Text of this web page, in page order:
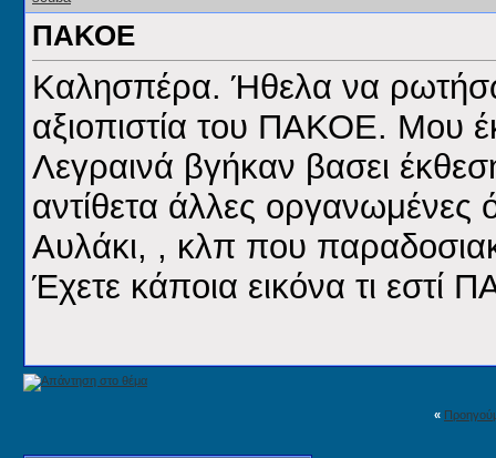
ΠΑΚΟΕ
Καλησπέρα. Ήθελα να ρωτήσω
αξιοπιστία του ΠΑΚΟΕ. Μου
Λεγραινά βγήκαν βασει
αντίθετα άλλες
Αυλάκι, , κλπ που
Έχετε κάποια εικόνα τι εστί
«